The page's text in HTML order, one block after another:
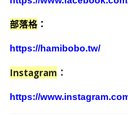
部落格 ：
https://hamibobo.tw/
Instagram ：
https://